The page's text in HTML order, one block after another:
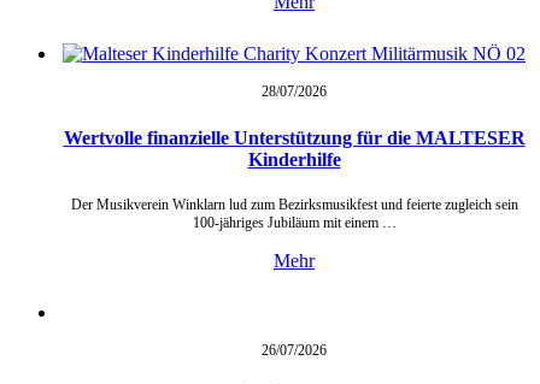
28/07/2026
Wertvolle finanzielle Unterstützung für die MALTESER
Kinderhilfe
Der Musikverein Winklarn lud zum Bezirksmusikfest und feierte zugleich sein
100-jähriges Jubiläum mit einem …
Mehr
26/07/2026